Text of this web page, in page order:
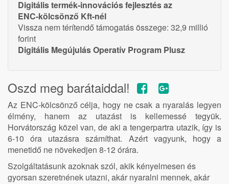
Digitális termék-innovációs fejlesztés az
ENC-kölcsönző Kft-nél
Vissza nem térítendő támogatás összege: 32,9 millió
forint
Digitális Megújulás Operatív Program Plusz
Oszd meg barátaiddal!
Az ENC-kölcsönző célja, hogy ne csak a nyaralás legyen
élmény, hanem az utazást is kellemessé tegyük.
Horvátország közel van, de aki a tengerpartra utazik, így is
6-10 óra utazásra számíthat. Azért vagyunk, hogy a
menetidő ne növekedjen 8-12 órára.
Szolgáltatásunk azoknak szól, akik kényelmesen és
gyorsan szeretnének utazni, akár nyaralni mennek, akár